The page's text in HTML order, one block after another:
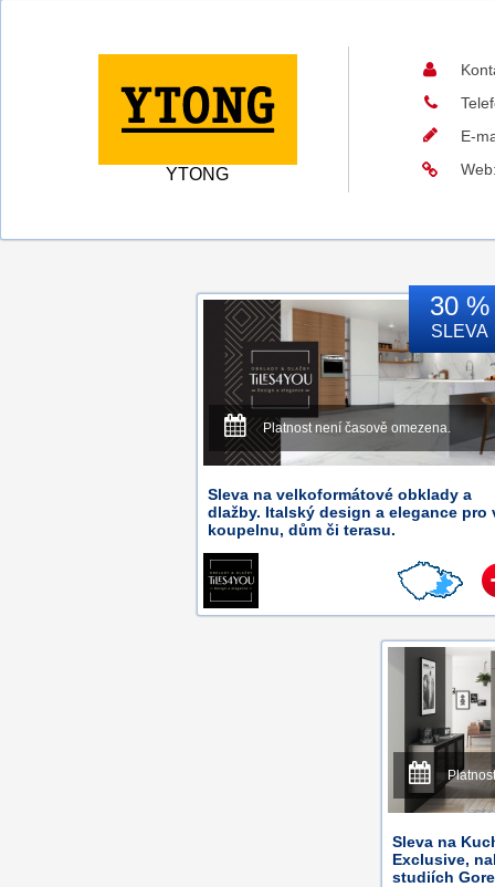
YTONG
E-
30 %
SLEVA
Platnost není časově omezena.
Sleva na velkoformátové obklady a
dlažby. Italský design a elegance pro
koupelnu, dům či terasu.
Sleva na
Exclusive,
studiích